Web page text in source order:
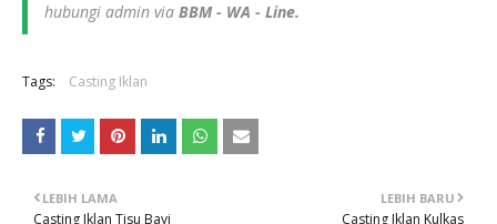
hubungi admin via BBM - WA - Line.
Tags: Casting Iklan
LEBIH BARU
Casting Iklan Kulkas
LEBIH LAMA
Casting Iklan Tisu Bayi